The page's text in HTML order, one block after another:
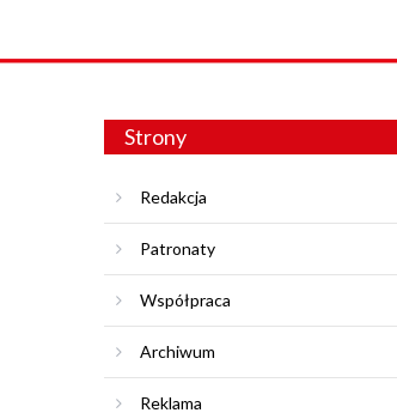
Strony
Redakcja
Patronaty
Współpraca
Archiwum
Reklama